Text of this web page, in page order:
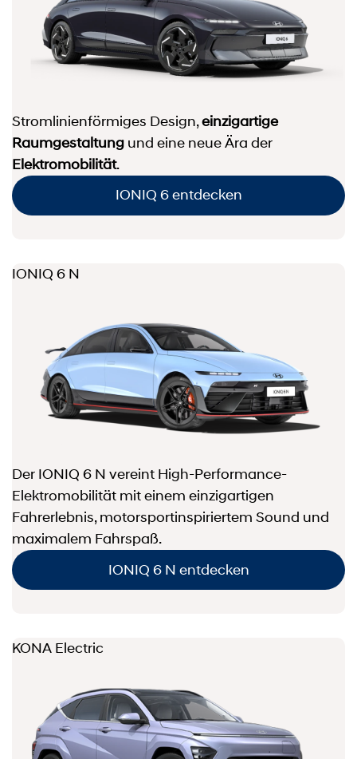
Stromlinienförmiges Design,einzigartige
Raumgestaltung und eine neue Ära der
Elektromobilität.
IONIQ 6 entdecken
IONIQ 6 N
Der IONIQ 6 N vereint High-Performance-
Elektromobilität mit einem einzigartigen
Fahrerlebnis, motorsportinspiriertem Sound und
maximalem Fahrspaß.
IONIQ 6 N entdecken
KONA Electric